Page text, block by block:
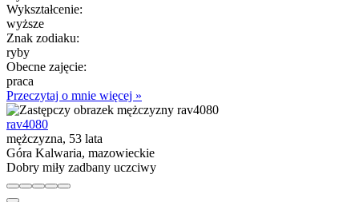
Wykształcenie:
wyższe
Znak zodiaku:
ryby
Obecne zajęcie:
praca
Przeczytaj o mnie więcej »
rav4080
mężczyzna, 53 lata
Góra Kalwaria, mazowieckie
Dobry miły zadbany uczciwy